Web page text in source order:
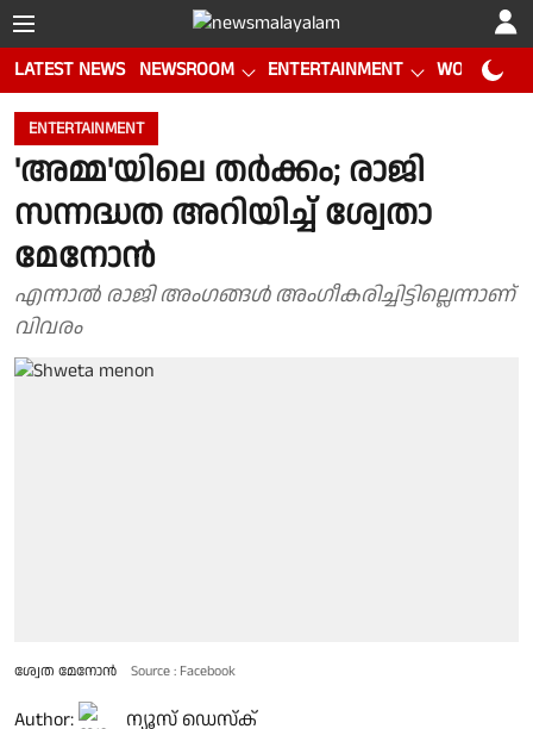
LATEST NEWS NEWSROOM ENTERTAINMENT WORLD CUP
ENTERTAINMENT
'അമ്മ'യിലെ തർക്കം; രാജി
സന്നദ്ധത അറിയിച്ച് ശ്വേതാ
മേനോൻ
എന്നാൽ രാജി അംഗങ്ങൾ അംഗീകരിച്ചിട്ടില്ലെന്നാണ്
വിവരം
ശ്വേത മേനോന്‍ Source : Facebook
Author: ന്യൂസ് ഡെസ്ക്